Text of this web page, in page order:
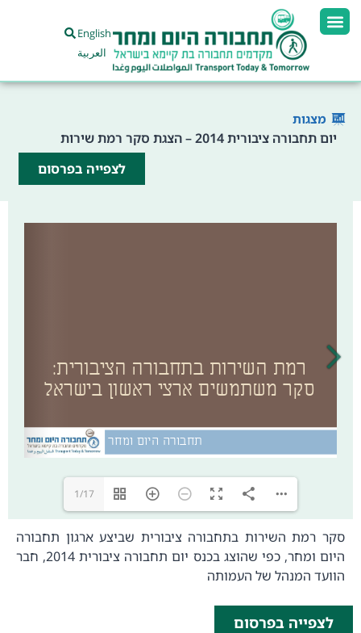
English
العربية
מצגות
יום תחבורה ציבורית 2014 – הצגת סקר רמת שירות
לצפייה בפרסום
1/17
סקר רמת השירות בתחבורה ציבורית שביצע ארגון תחבורה
היום ומחר, כפי שהוצג בכנס יום תחבורה ציבורית 2014, חבר
הוועד המנהל של העמותה
לצפייה בפרסום